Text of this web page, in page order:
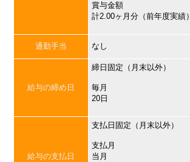
賞与金額
計2.00ヶ月分（前年度実績）
通勤手当 なし
給与の締め日
締日固定（月末以外）
毎月
20日
給与の支払日
支払日固定（月末以外）
支払月
当月